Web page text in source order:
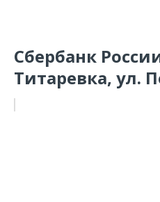
Сбербанк
Титаревка, ул.